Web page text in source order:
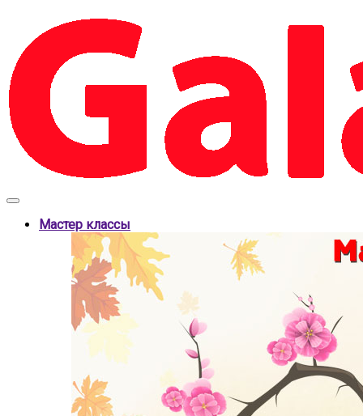
Мастер классы